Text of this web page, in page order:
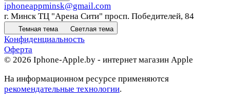
iphoneappminsk@gmail.com
г. Минск ТЦ "Арена Сити" просп. Победителей, 84
Темная тема Светлая тема
Конфиденциальность
Оферта
© 2026 Iphone-Apple.by - интернет магазин Apple
На информационном ресурсе применяются
рекомендательные технологии.